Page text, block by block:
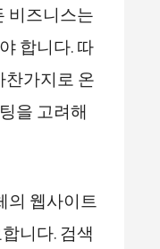
비즈니스는
합니다. 따
가지로 온
을 고려해
의 웹사이트
니다. 검색